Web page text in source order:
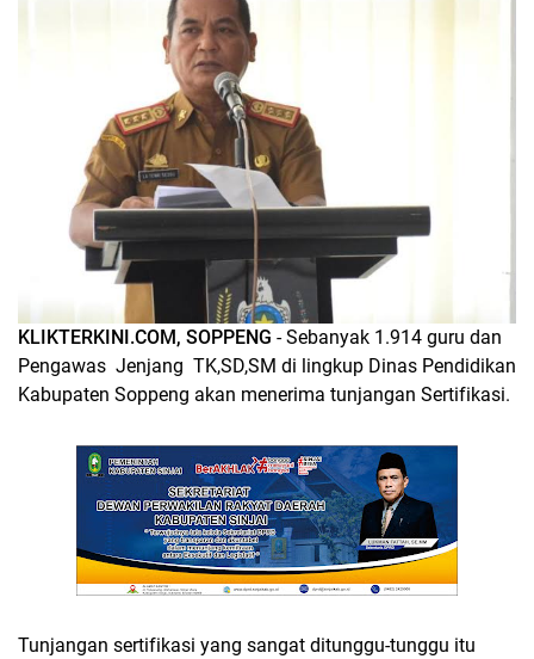
KLIKTERKINI.COM, SOPPENG - Sebanyak 1.914 guru dan
Pengawas Jenjang TK,SD,SM di lingkup Dinas Pendidikan
Kabupaten Soppeng akan menerima tunjangan Sertifikasi.
Tunjangan sertifikasi yang sangat ditunggu-tunggu itu